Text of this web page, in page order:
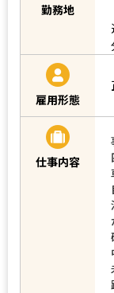
勤務地
雇用形態
仕事内容